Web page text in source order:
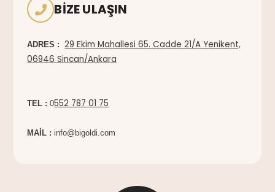
BIZE ULAŞIN
ADRES :
29 Ekim Mahallesi 65. Cadde 21/A Yenikent,
06946 Sincan/Ankara
TEL : 0552 787 01 75
MAİL :info@bigoldi.com